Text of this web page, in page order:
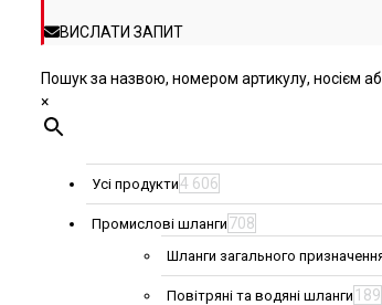
ВИСЛАТИ ЗАПИТ
Пошук за назвою, номером артикулу, носієм
×
Усі продукти4 606
Промислові шланги 708
Шланги загального
Повітряні та водяні шланги 189